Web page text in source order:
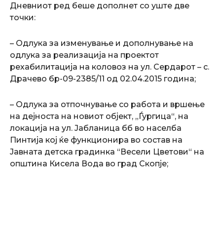
Дневниот ред беше дополнет со уште две
точки:
– Одлука за изменување и дополнување на
одлука за реализација на проектот
рехабилитација на коловоз на ул. Сердарот – с.
Драчево бр-09-2385/11 од 02.04.2015 година;
– Одлука за отпочнување со работа и вршење
на дејноста на новиот објект, „Ѓургица“, на
локација на ул. Јабланица бб во населба
Пинтија кој ќе функционира во состав на
Јавната детска градинка “Весели Цветови“ на
општина Кисела Вода во град Скопје;